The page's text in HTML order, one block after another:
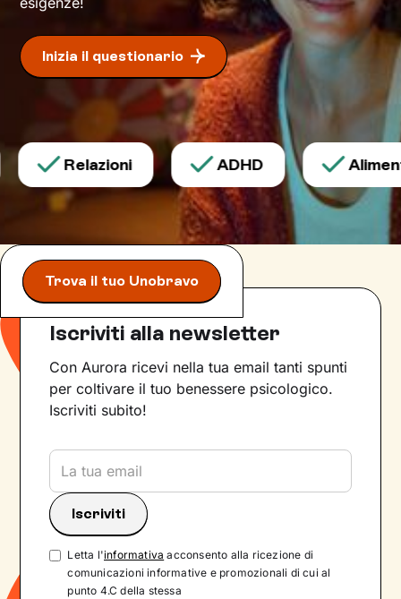
Inizia il questionario
Relazioni ADHD
Trova il tuo Unobravo
Iscriviti alla newsletter
Con Aurora ricevi nella tua email tanti spunti
per coltivare il tuo benessere psicologico.
Iscriviti subito!
Letta l'informativa acconsento alla ricezione di
comunicazioni informative e promozionali di cui al
punto 4.C della stessa